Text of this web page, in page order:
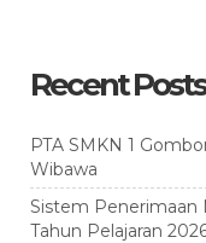
Recent Posts
PTA SMKN 1
Wibawa
Sistem Penerimaan
Tahun Pelajaran